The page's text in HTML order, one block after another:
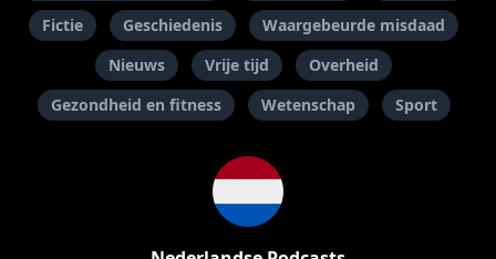
Fictie
Geschiedenis
Waargebeurde misdaad
Nieuws
Vrije tijd
Overheid
Gezondheid en fitness
Wetenschap Sport